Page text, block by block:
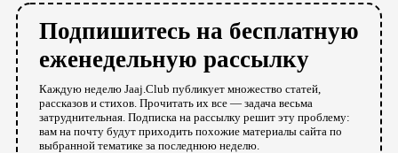
Подпишитесь на бесплатную
еженедельную рассылку
Каждую неделю Jaaj.Club публикует множество статей,
рассказов и стихов. Прочитать их все — задача весьма
затруднительная. Подписка на рассылку решит эту проблему:
вам на почту будут приходить похожие материалы сайта по
выбранной тематике за последнюю неделю.